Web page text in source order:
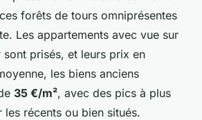
forêts de tours omniprésentes
Les appartements avec vue sur
prisés, et leurs prix en
les biens anciens
35 €/m², avec des pics à plus
récents ou bien situés.